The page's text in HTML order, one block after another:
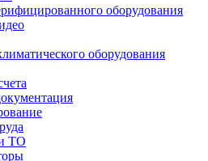
оборудования
оборудования
ТО